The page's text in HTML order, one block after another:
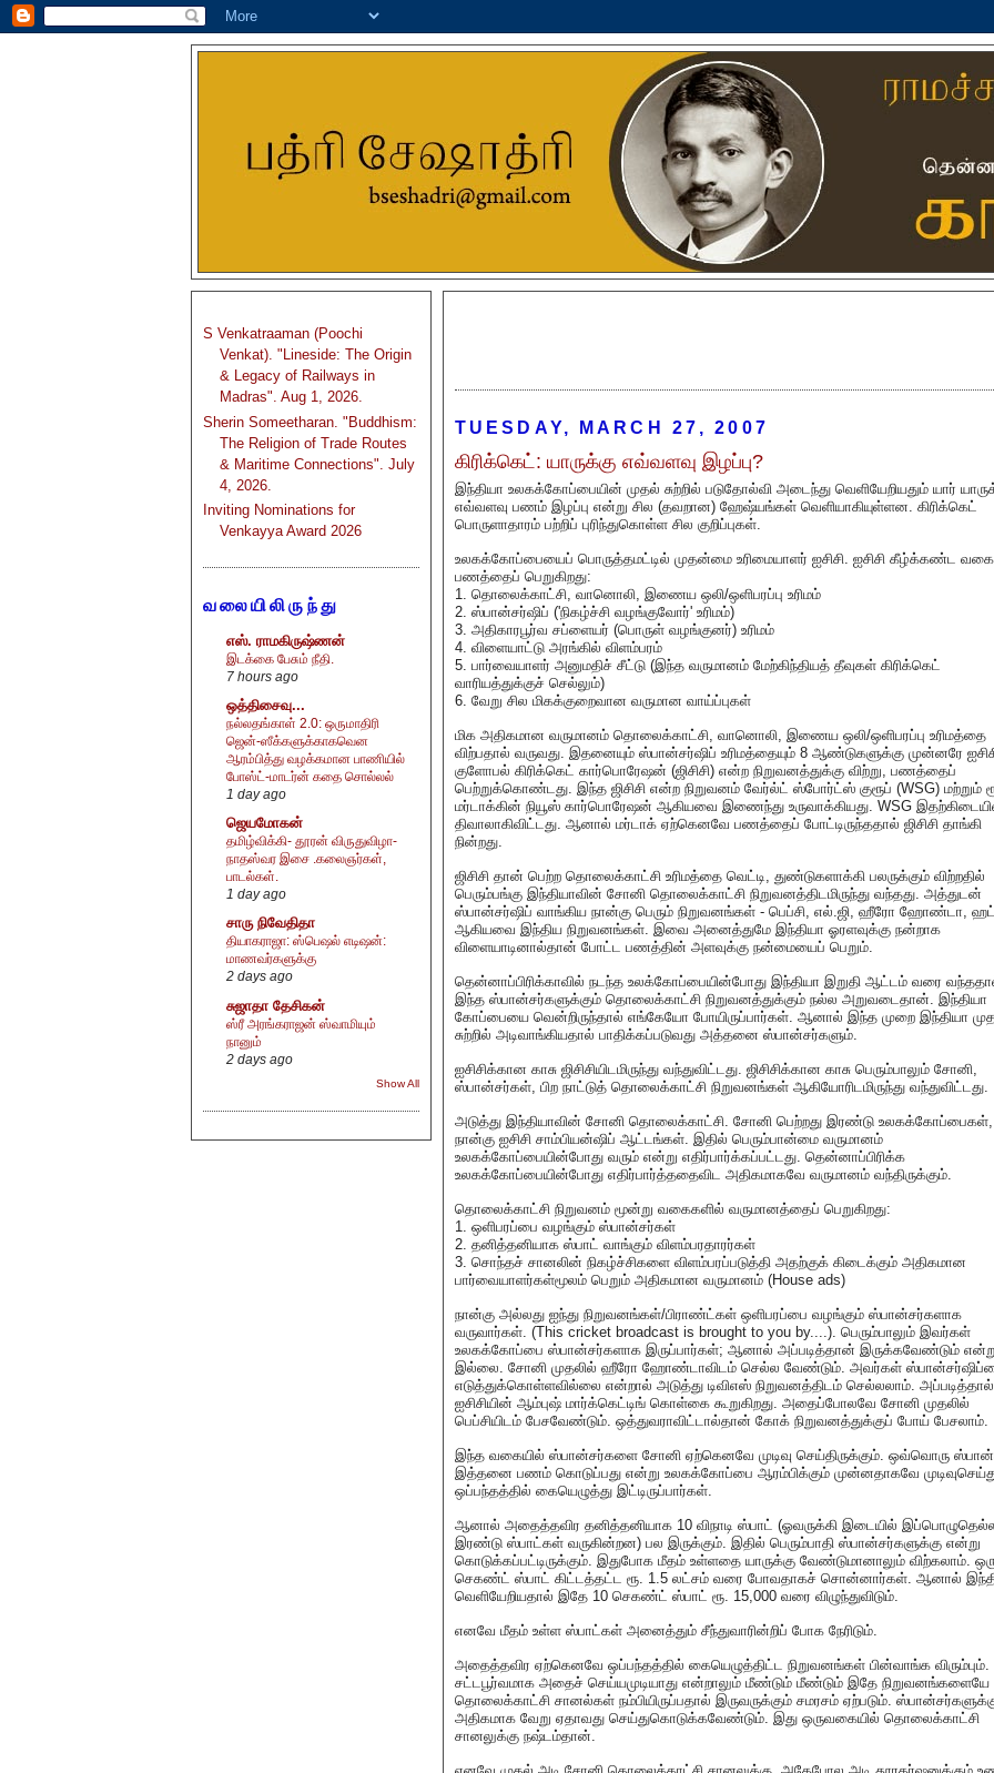
S Venkatraaman (Poochi
Venkat). "Lineside: The Origin
& Legacy of Railways in
Madras". Aug 1, 2026.
Sherin Someetharan. "Buddhism:
The Religion of Trade Routes
& Maritime Connections". July
4, 2026.
Inviting Nominations for
Venkayya Award 2026
வலையிலிருந்து
எஸ். ராமகிருஷ்ணன்
இடக்கை பேசும் நீதி.
7 hours ago
ஒத்திசைவு...
நல்லதங்காள் 2.0: ஒருமாதிரி
ஜென்-ஸீக்களுக்காகவென
ஆரம்பித்து வழக்கமான பாணியில்
போஸ்ட்-மாடர்ன் கதை சொல்லல்
1 day ago
ஜெயமோகன்
தமிழ்விக்கி- தூரன் விருதுவிழா-
நாதஸ்வர இசை .கலைஞர்கள்,
பாடல்கள்.
1 day ago
சாரு நிவேதிதா
தியாகராஜா: ஸ்பெஷல் எடிஷன்:
மாணவர்களுக்கு
2 days ago
சுஜாதா தேசிகன்
ஸ்ரீ அரங்கராஜன் ஸ்வாமியும்
நானும்
2 days ago
Show All
TUESDAY, MARCH 27, 2007
கிரிக்கெட்: யாருக்கு எவ்வளவு இழப்பு?
இந்தியா உலகக்கோப்பையின் முதல் சுற்றில் படுதோல்வி அடைந்து வெளியேறியதும் யார்
எவ்வளவு பணம் இழப்பு என்று சில (தவறான) ஹேஷ்யங்கள் வெளியாகியுள்ளன. கிரிக்கெட்
பொருளாதாரம் பற்றிப் புரிந்துகொள்ள சில குறிப்புகள்.
உலகக்கோப்பையைப் பொருத்தமட்டில் முதன்மை உரிமையாளர் ஐசிசி. ஐசிசி கீழ்க்கண்ட
பணத்தைப் பெறுகிறது:
1. தொலைக்காட்சி, வானொலி, இணைய ஒலி/ஒளிபரப்பு உரிமம்
2. ஸ்பான்சர்ஷிப் ('நிகழ்ச்சி வழங்குவோர்' உரிமம்)
3. அதிகாரபூர்வ சப்ளையர் (பொருள் வழங்குனர்) உரிமம்
4. விளையாட்டு அரங்கில் விளம்பரம்
5. பார்வையாளர் அனுமதிச் சீட்டு (இந்த வருமானம் மேற்கிந்தியத் தீவுகள் கிரிக்கெட்
வாரியத்துக்குச் செல்லும்)
6. வேறு சில மிகக்குறைவான வருமான வாய்ப்புகள்
மிக அதிகமான வருமானம் தொலைக்காட்சி, வானொலி, இணைய ஒலி/ஒளிபரப்பு உரிமத்தை
விற்பதால் வருவது. இதனையும் ஸ்பான்சர்ஷிப் உரிமத்தையும் 8 ஆண்டுகளுக்கு முன்னரே
குளோபல் கிரிக்கெட் கார்பொரேஷன் (ஜிசிசி) என்ற நிறுவனத்துக்கு விற்று, பணத்தைப்
பெற்றுக்கொண்டது. இந்த ஜிசிசி என்ற நிறுவனம் வேர்ல்ட் ஸ்போர்ட்ஸ் குரூப் (WSG) மற்றும்
மர்டாக்கின் நியூஸ் கார்பொரேஷன் ஆகியவை இணைந்து உருவாக்கியது. WSG
திவாலாகிவிட்டது. ஆனால் மர்டாக் ஏற்கெனவே பணத்தைப் போட்டிருந்ததால் ஜிசிசி தாங்கி
நின்றது.
ஜிசிசி தான் பெற்ற தொலைக்காட்சி உரிமத்தை வெட்டி, துண்டுகளாக்கி பலருக்கும் விற்றதில்
பெரும்பங்கு இந்தியாவின் சோனி தொலைக்காட்சி நிறுவனத்திடமிருந்து வந்தது. அத்துடன்
ஸ்பான்சர்ஷிப் வாங்கிய நான்கு பெரும் நிறுவனங்கள் - பெப்சி, எல்.ஜி, ஹீரோ ஹோண்டா,
ஆகியவை இந்திய நிறுவனங்கள். இவை அனைத்துமே இந்தியா ஓரளவுக்கு நன்றாக
விளையாடினால்தான் போட்ட பணத்தின் அளவுக்கு நன்மையைப் பெறும்.
தென்னாப்பிரிக்காவில் நடந்த உலக்கோப்பையின்போது இந்தியா இறுதி ஆட்டம் வரை
இந்த ஸ்பான்சர்களுக்கும் தொலைக்காட்சி நிறுவனத்துக்கும் நல்ல அறுவடைதான். இந்தியா
கோப்பையை வென்றிருந்தால் எங்கேயோ போயிருப்பார்கள். ஆனால் இந்த முறை இந்தியா
சுற்றில் அடிவாங்கியதால் பாதிக்கப்படுவது அத்தனை ஸ்பான்சர்களும்.
ஐசிசிக்கான காசு ஜிசிசியிடமிருந்து வந்துவிட்டது. ஜிசிசிக்கான காசு பெரும்பாலும் சோனி,
ஸ்பான்சர்கள், பிற நாட்டுத் தொலைக்காட்சி நிறுவனங்கள் ஆகியோரிடமிருந்து வந்துவிட்டது.
அடுத்து இந்தியாவின் சோனி தொலைக்காட்சி. சோனி பெற்றது இரண்டு உலகக்கோப்பைகள்,
நான்கு ஐசிசி சாம்பியன்ஷிப் ஆட்டங்கள். இதில் பெரும்பான்மை வருமானம்
உலகக்கோப்பையின்போது வரும் என்று எதிர்பார்க்கப்பட்டது. தென்னாப்பிரிக்க
உலகக்கோப்பையின்போது எதிர்பார்த்ததைவிட அதிகமாகவே வருமானம் வந்திருக்கும்.
தொலைக்காட்சி நிறுவனம் மூன்று வகைகளில் வருமானத்தைப் பெறுகிறது:
1. ஒளிபரப்பை வழங்கும் ஸ்பான்சர்கள்
2. தனித்தனியாக ஸ்பாட் வாங்கும் விளம்பரதாரர்கள்
3. சொந்தச் சானலின் நிகழ்ச்சிகளை விளம்பரப்படுத்தி அதற்குக் கிடைக்கும் அதிகமான
பார்வையாளர்கள்மூலம் பெறும் அதிகமான வருமானம் (House ads)
நான்கு அல்லது ஐந்து நிறுவனங்கள்/பிராண்ட்கள் ஒளிபரப்பை வழங்கும் ஸ்பான்சர்களாக
வருவார்கள். (This cricket broadcast is brought to you by....). பெரும்பாலும் இவர்கள்
உலகக்கோப்பை ஸ்பான்சர்களாக இருப்பார்கள்; ஆனால் அப்படித்தான் இருக்கவேண்டும்
இல்லை. சோனி முதலில் ஹீரோ ஹோண்டாவிடம் செல்ல வேண்டும். அவர்கள்
எடுத்துக்கொள்ளவில்லை என்றால் அடுத்து டிவிஎஸ் நிறுவனத்திடம் செல்லலாம். அப்படித்தால்
ஐசிசியின் ஆம்புஷ் மார்க்கெட்டிங் கொள்கை கூறுகிறது. அதைப்போலவே சோனி முதலில்
பெப்சியிடம் பேசவேண்டும். ஒத்துவராவிட்டால்தான் கோக் நிறுவனத்துக்குப் போய் பேசலாம்.
இந்த வகையில் ஸ்பான்சர்களை சோனி ஏற்கெனவே முடிவு செய்திருக்கும். ஒவ்வொரு
இத்தனை பணம் கொடுப்பது என்று உலகக்கோப்பை ஆரம்பிக்கும் முன்னதாகவே
ஒப்பந்தத்தில் கையெழுத்து இட்டிருப்பார்கள்.
ஆனால் அதைத்தவிர தனித்தனியாக 10 விநாடி ஸ்பாட் (ஓவருக்கி இடையில்
இரண்டு ஸ்பாட்கள் வருகின்றன) பல இருக்கும். இதில் பெரும்பாதி ஸ்பான்சர்களுக்கு என்று
கொடுக்கப்பட்டிருக்கும். இதுபோக மீதம் உள்ளதை யாருக்கு வேண்டுமானாலும் விற்கலாம்.
செகண்ட் ஸ்பாட் கிட்டத்தட்ட ரூ. 1.5 லட்சம் வரை போவதாகச் சொன்னார்கள். ஆனால்
வெளியேறியதால் இதே 10 செகண்ட் ஸ்பாட் ரூ. 15,000 வரை விழுந்துவிடும்.
எனவே மீதம் உள்ள ஸ்பாட்கள் அனைத்தும் சீந்துவாரின்றிப் போக நேரிடும்.
அதைத்தவிர ஏற்கெனவே ஒப்பந்தத்தில் கையெழுத்திட்ட நிறுவனங்கள் பின்வாங்க விரும்பும்.
சட்டபூர்வமாக அதைச் செய்யமுடியாது என்றாலும் மீண்டும் மீண்டும் இதே நிறுவனங்களையே
தொலைக்காட்சி சானல்கள் நம்பியிருப்பதால் இருவருக்கும் சமரசம் ஏற்படும்.
அதிகமாக வேறு ஏதாவது செய்துகொடுக்கவேண்டும். இது ஒருவகையில் தொலைக்காட்சி
சானலுக்கு நஷ்டம்தான்.